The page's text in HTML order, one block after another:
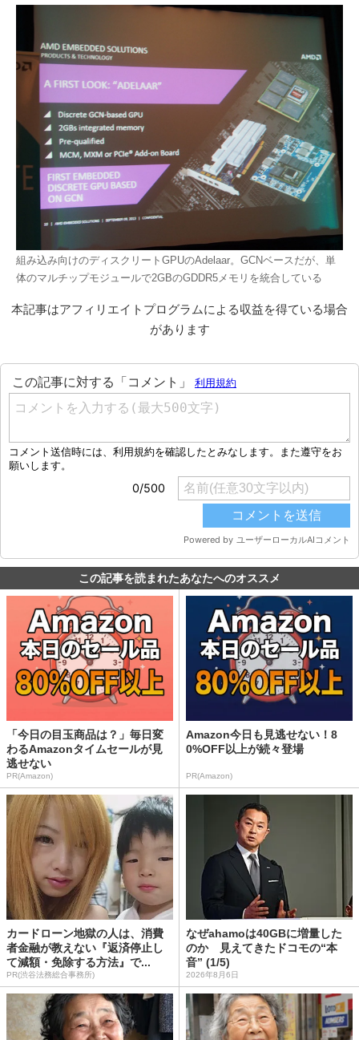
組み込み向けのディスクリートGPUのAdelaar。GCNベースだが、単
体のマルチップモジュールで2GBのGDDR5メモリを統合している
本記事はアフィリエイトプログラムによる収益を得ている場合
があります
この記事を読まれたあなたへのオススメ
「今日の目玉商品は？」毎日変
わるAmazonタイムセールが見
逃せない
PR(Amazon)
Amazon今日も見逃せない！8
0%OFF以上が続々登場
PR(Amazon)
カードローン地獄の人は、消費
者金融が教えない『返済停止し
て減額・免除する方法』で...
PR(渋谷法務総合事務所)
なぜahamoは40GBに増量した
のか 見えてきたドコモの“本
音” (1/5)
2026年8月6日